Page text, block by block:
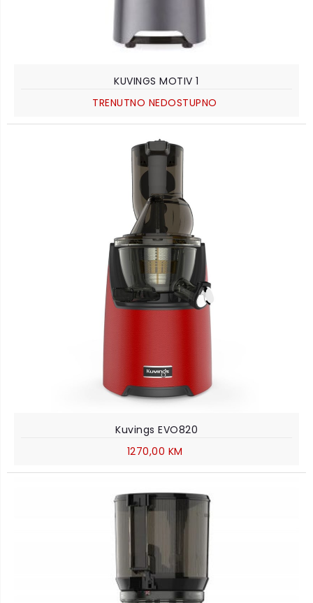
KUVINGS MOTIV 1
TRENUTNO NEDOSTUPNO
Kuvings EVO820
1270,00 KM